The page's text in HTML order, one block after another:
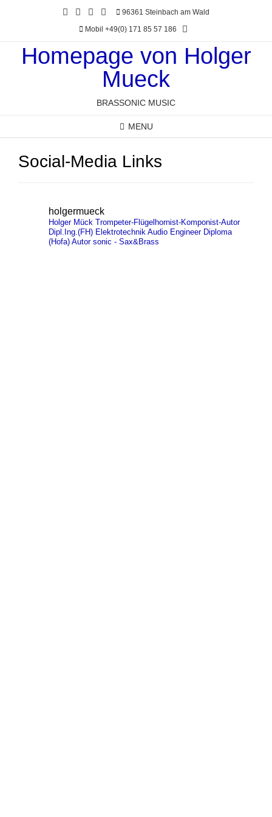
96361 Steinbach am Wald
Mobil +49(0) 171 85 57 186
Homepage von Holger
Mueck
BRASSONIC MUSIC
MENU
Social-Media Links
holgermueck
Holger Mück Trompeter-Flügelhornist-Komponist-Autor
Dipl.Ing.(FH) Elektrotechnik Audio Engineer Diploma
(Hofa) Autor sonic - Sax&Brass